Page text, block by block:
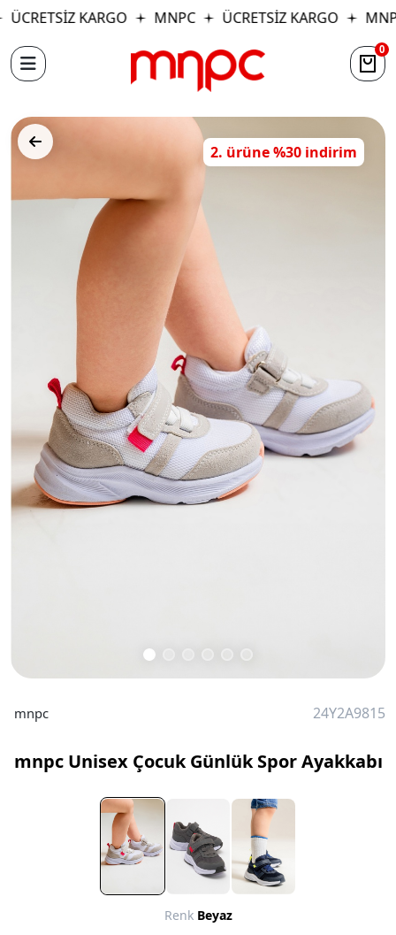
ÜCRETSİZ KARGO MNPC ÜCRETSİZ KARGO
0
2. ürüne %30 indirim
mnpc 24Y2A9815
mnpc Unisex Çocuk Günlük Spor Ayakkabı
Renk Beyaz